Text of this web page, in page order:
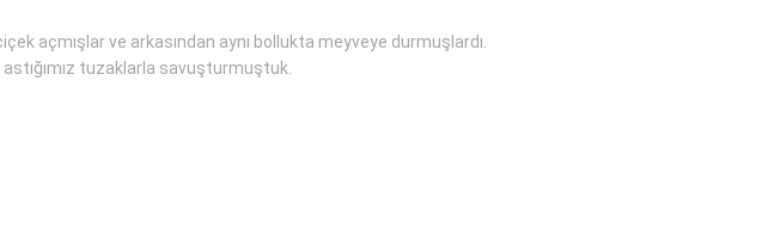
açmışlar ve arkasından aynı bollukta meyveye durmuşlardı.
tuzaklarla savuşturmuştuk.